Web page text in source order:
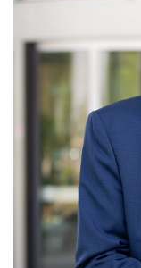
automatisch
einfach Ihre
(Bitte beachten
ausschließlich
Privatpersonen
Sie wollen
erhalten? Dann
Newsletter
an: